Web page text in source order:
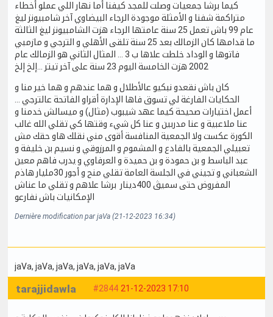
كيما برشا جمعيات وصلت للمجد كيفنا أما نهار اللي عملو أخطاء
متراكمة شفنا و الأمثلة موجودة الرجاء البيضاوي آخر شامبيونز ليغ
عام 99 باش تعمل 25 سنة عامتها الرجاء هزت الشامبيونز ليغ الثالثة
ما قدامها كان الزمالك بعد 25 سنة تلقى الأهلي و الترجي و مازمبي
فاتوها و الوداد خلطت علاها ب 3 ... المثال الثاني هو الزمالك عام
2002 هزت الخامسة اليوم 23 سنة على آخر تيتر ...إلخ إلخ
كان باش نقعدو نبكيو عالأطلال و هما عندهم و هما خير منا و
الحكايات الفارغة لي تسوق فاها الإدارة أقراو الفاتحة عالترجي ...
أعمل اختيارات صحيحة كيما عهد شيبوب (مثال) و ميسالش خدمنا و
عنا ملاعبية و عنا مدربين و عنا كل شيء وقتها كي تقلي الله غالب
الكورة عكست ولا الجمعية المنافسة أقوى مني نقلك هاو حقك مش
تعبيلي الجمعية بالفادع و المشموم و المرزوقي و نسيم بن خليفة و
عبد الباسط و بن حمودة و بن حميدة و العرفاوي و يدرب فاهم معين
الشعباني و تجيني في الجلسة العامة تقلي منح و أجور 30مليار هاذم
المفروض حتى سميڨ 400دينار برشا علاهم و تقلي ما عناش
الإمكانيات باش نفارعو
Dernière modification par jaVa (21-12-2023 16:34)
jaVa, jaVa, jaVa, jaVa, jaVa, jaVa
#2844 21-12-2023 17:10
tarajjidawla